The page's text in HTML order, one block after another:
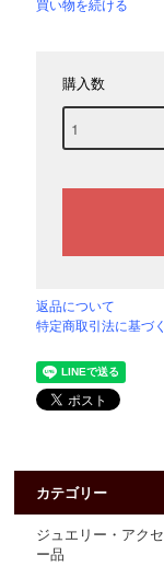
買い物を続ける
購入数
返品について
特定商取引法に基づ
カテゴリー
ジュエリー・アク
ー品